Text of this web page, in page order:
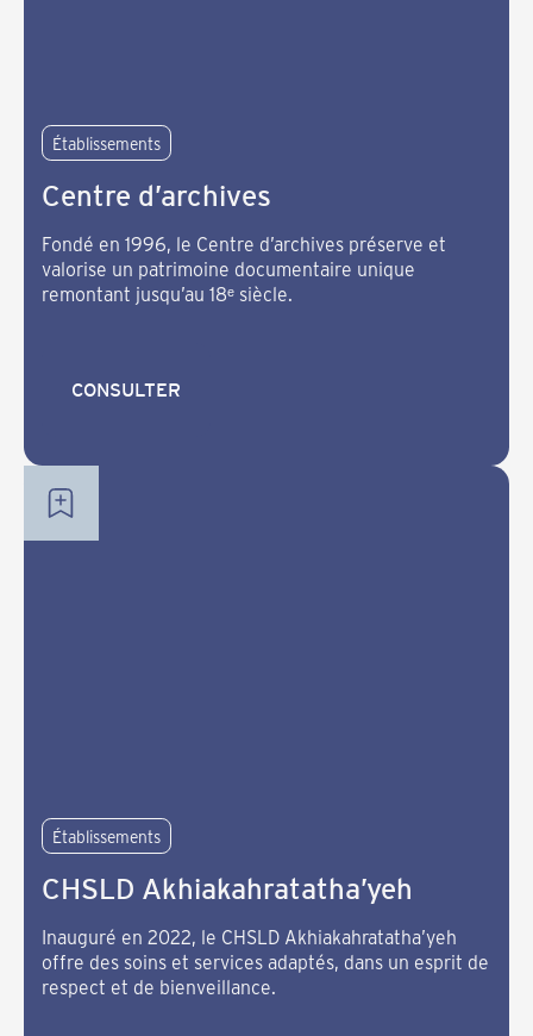
Établissements
Centre d’archives
Fondé en 1996, le Centre d’archives préserve et
valorise un patrimoine documentaire unique
remontant jusqu’au 18ᵉ siècle.
CONSULTER
CONSULTER
Établissements
CHSLD Akhiakahratatha’yeh
Inauguré en 2022, le CHSLD Akhiakahratatha’yeh
offre des soins et services adaptés, dans un esprit de
respect et de bienveillance.